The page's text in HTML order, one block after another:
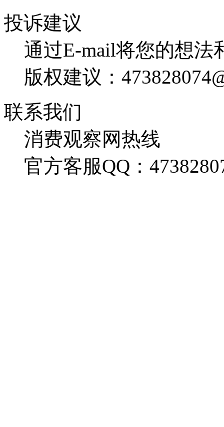
投诉建议
通过E-mail将您的想法
版权建议：
联系我们
消费观察网热线
官方客服QQ：